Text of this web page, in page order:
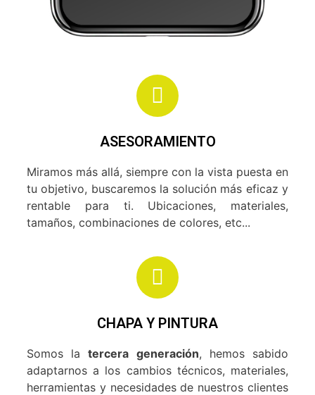
ASESORAMIENTO
Miramos más allá, siempre con la vista puesta en
tu objetivo, buscaremos la solución más eficaz y
rentable para ti. Ubicaciones, materiales,
tamaños, combinaciones de colores, etc...
CHAPA Y PINTURA
Somos latercera generación, hemos sabido
adaptarnos a los cambios técnicos, materiales,
herramientas y necesidades de nuestros clientes